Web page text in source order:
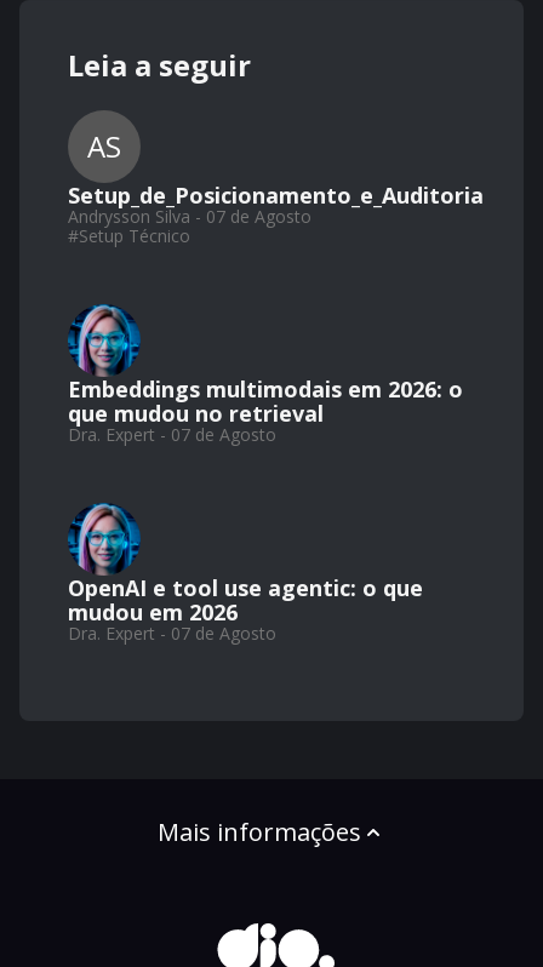
Leia a seguir
AS
Setup_de_Posicionamento_e_Auditoria
Andrysson Silva - 07 de Agosto
#Setup Técnico
Embeddings multimodais em 2026: o
que mudou no retrieval
Dra. Expert - 07 de Agosto
OpenAI e tool use agentic: o que
mudou em 2026
Dra. Expert - 07 de Agosto
Mais informações